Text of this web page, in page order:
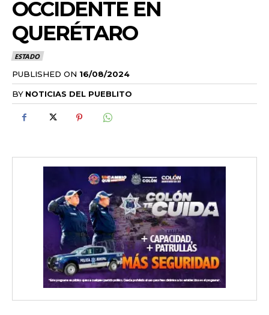
OCCIDENTE EN
QUERÉTARO
ESTADO
PUBLISHED ON 16/08/2024
BY NOTICIAS DEL PUEBLITO